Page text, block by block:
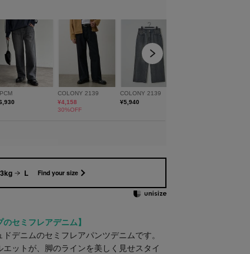
L Find your size
セミフレアデニム】
デニムのセミフレアパンツデニムです。
ットが、脚のラインを美しく見せスタイ